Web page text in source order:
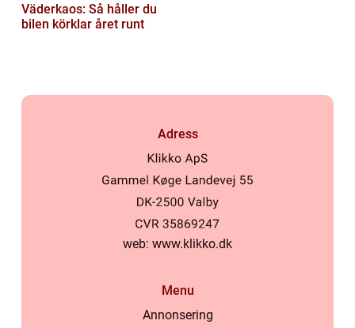
Väderkaos: Så håller du
bilen körklar året runt
Adress
web: www.klikko.dk
Menu
Annonsering